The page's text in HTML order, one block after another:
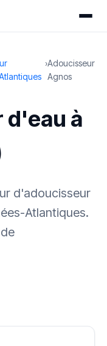
›Adoucisseur
Agnos
d'eau à
d'adoucisseur
Atlantiques.